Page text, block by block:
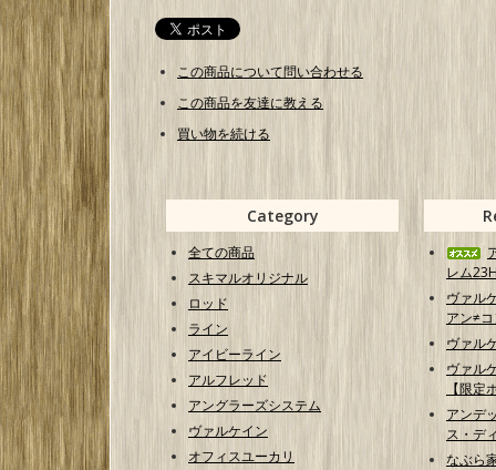
この商品について問い合わせる
この商品を友達に教える
買い物を続ける
Category
全ての商品
スキマルオリジナル
ロッド
ライン
アイビーライン
アルフレッド
アングラーズシステム
ヴァルケイン
オフィスユーカリ
レム
ヴァル
アン≠
ヴァル
ヴァル
【限定
アンデ
ス・デ
なぶら